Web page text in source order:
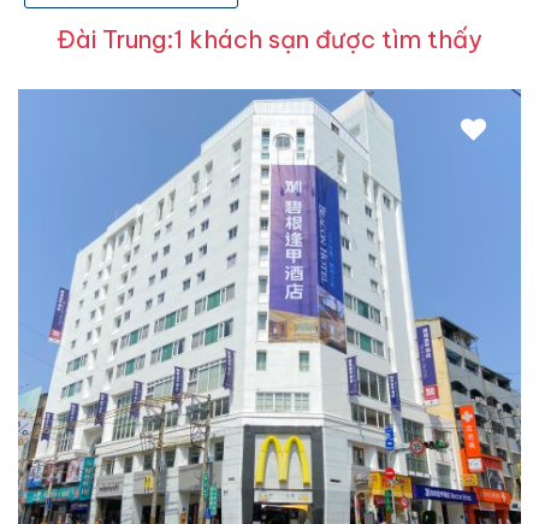
Đài Trung:1 khách sạn được tìm thấy